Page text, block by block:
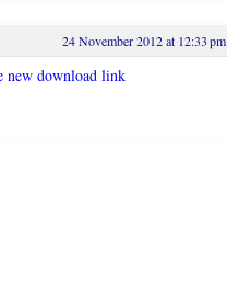
24 November 2012 at 12:33 pm
new download link